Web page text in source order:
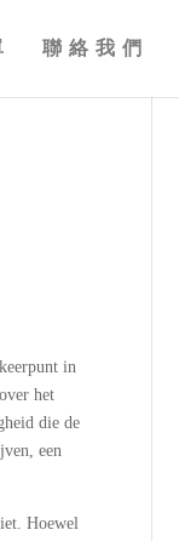
聯絡我們
in
het
die de
een
Hoewel